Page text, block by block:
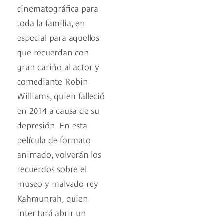
cinematográfica para
toda la familia, en
especial para aquellos
que recuerdan con
gran cariño al actor y
comediante Robin
Williams, quien falleció
en 2014 a causa de su
depresión. En esta
película de formato
animado, volverán los
recuerdos sobre el
museo y malvado rey
Kahmunrah, quien
intentará abrir un